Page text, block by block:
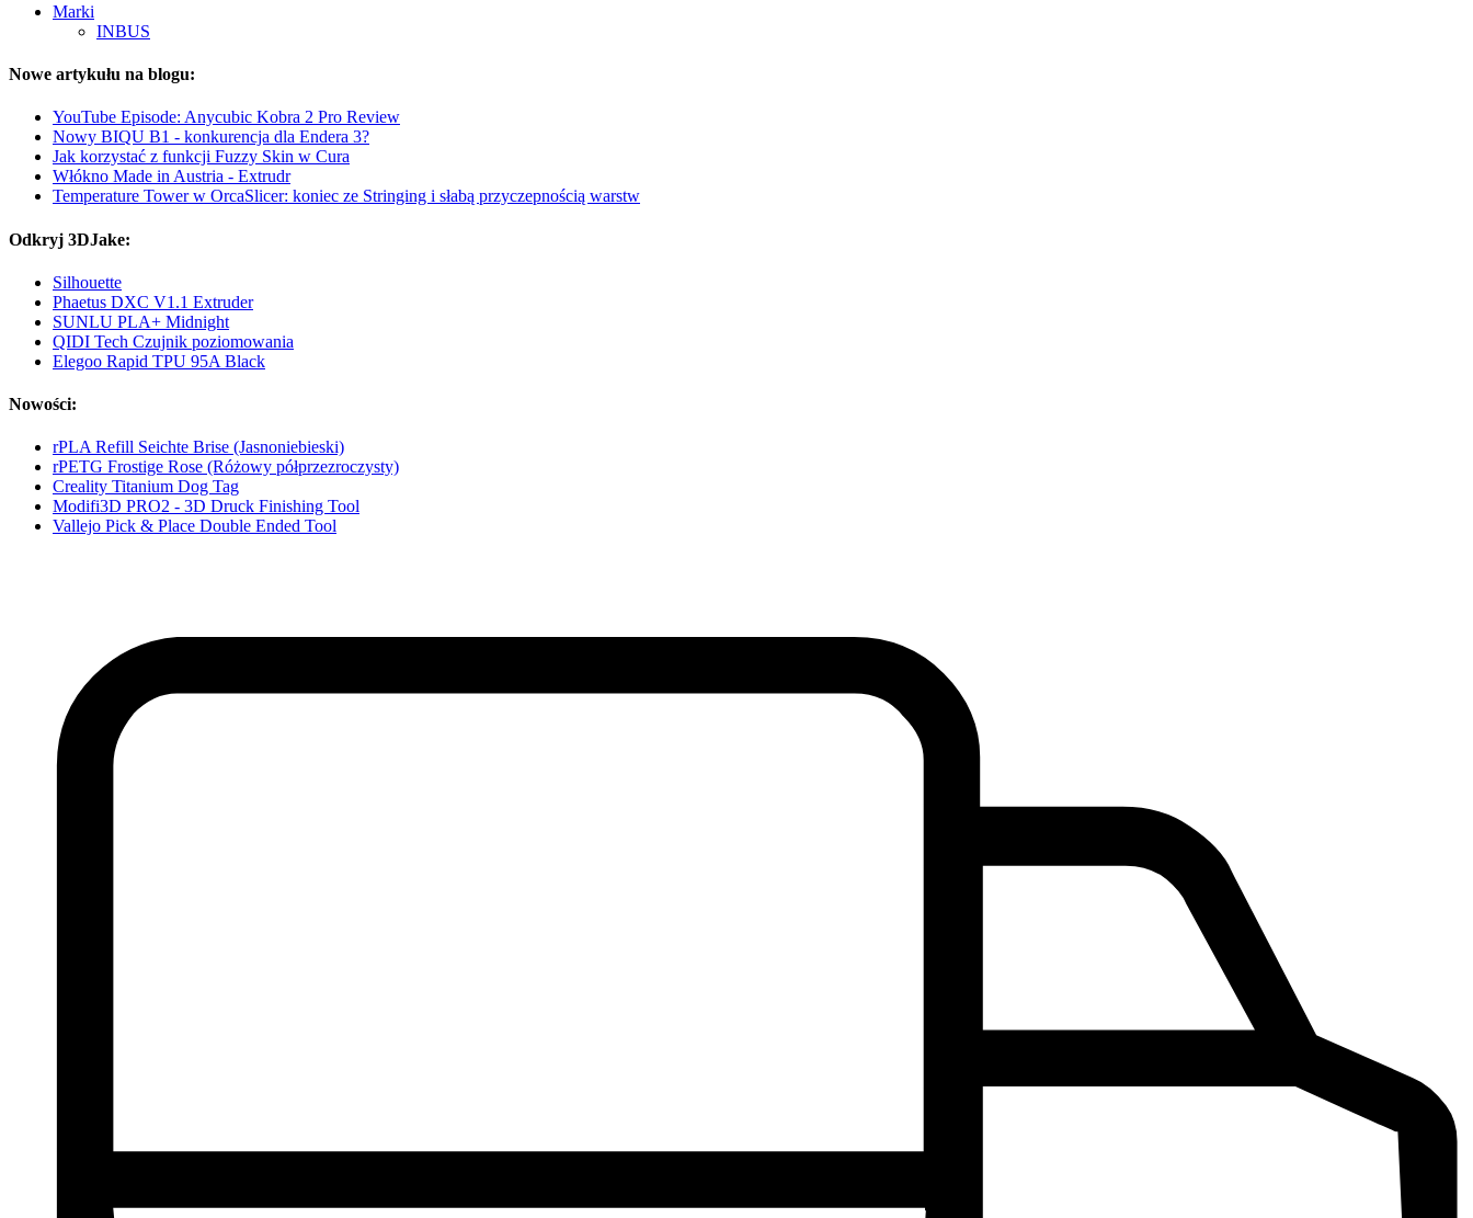
Marki
INBUS
Nowe artykułu na blogu:
YouTube Episode: Anycubic Kobra 2 Pro Review
Nowy BIQU B1 - konkurencja dla Endera 3?
Jak korzystać z funkcji Fuzzy Skin w Cura
Włókno Made in Austria - Extrudr
Temperature Tower w OrcaSlicer: koniec ze Stringing i słabą przyczepnością warstw
Odkryj 3DJake:
Silhouette
Phaetus DXC V1.1 Extruder
SUNLU PLA+ Midnight
QIDI Tech Czujnik poziomowania
Elegoo Rapid TPU 95A Black
Nowości:
rPLA Refill Seichte Brise (Jasnoniebieski)
rPETG Frostige Rose (Różowy półprzezroczysty)
Creality Titanium Dog Tag
Modifi3D PRO2 - 3D Druck Finishing Tool
Vallejo Pick & Place Double Ended Tool